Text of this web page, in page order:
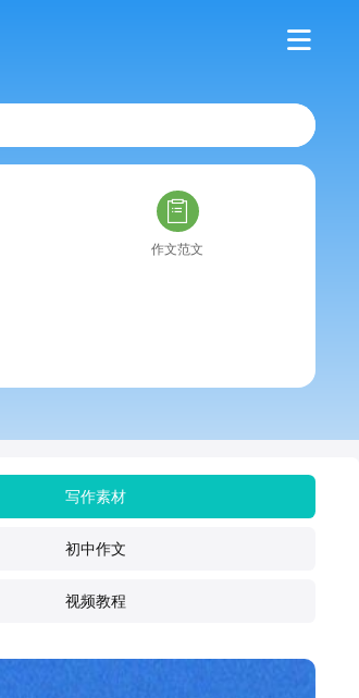
作文范文
写作素材
初中作文
视频教程